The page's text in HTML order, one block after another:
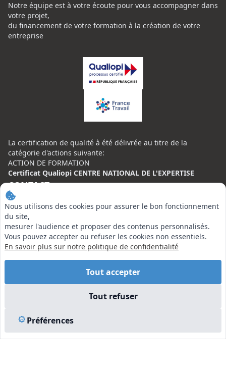
Nous utilisons des cookies pour assurer le bon fonctionnement
du site,
mesurer l'audience et proposer des contenus personnalisés.
Vous pouvez accepter ou refuser les cookies non essentiels.
En savoir plus sur notre politique de confidentialité
Tout accepter
Tout refuser
Préférences
Notre équipe est à votre écoute pour vous accompagner dans
votre projet,
du financement de votre formation à la création de votre
entreprise
La certification de qualité à été délivrée au titre de la
catégorie d'actions suivante:
ACTION DE FORMATION
Certificat Qualiopi CENTRE NATIONAL DE L'EXPERTISE
CONTACT
Centre National de l’Expertise (CNE)
20 rue Henri Regnault, 75008 Paris
N°VERT : 0800 00 80 89
Liens utiles
Plan du site